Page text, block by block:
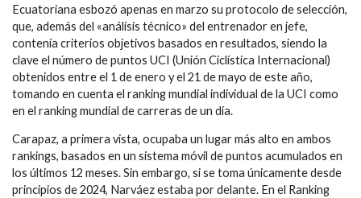
Ecuatoriana esbozó apenas en marzo su protocolo de selección,
que, además del «análisis técnico» del entrenador en jefe,
contenía criterios objetivos basados en resultados, siendo la
clave el número de puntos UCI (Unión Ciclística Internacional)
obtenidos entre el 1 de enero y el 21 de mayo de este año,
tomando en cuenta el ranking mundial individual de la UCI como
en el ranking mundial de carreras de un día.
Carapaz, a primera vista, ocupaba un lugar más alto en ambos
rankings, basados en un sistema móvil de puntos acumulados en
los últimos 12 meses. Sin embargo, si se toma únicamente desde
principios de 2024, Narváez estaba por delante. En el Ranking